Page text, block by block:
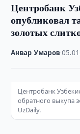
Центробанк
опубликовал
золотых
Анвар Умаров ·
Центробанк
обратного выкупа
UzDaily.